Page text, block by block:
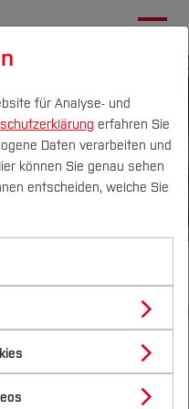
DE|EN Quicklinks
Übersicht
für Analyse- und
erfahren Sie
Daten verarbeiten und
können Sie genau sehen
entscheiden, welche Sie